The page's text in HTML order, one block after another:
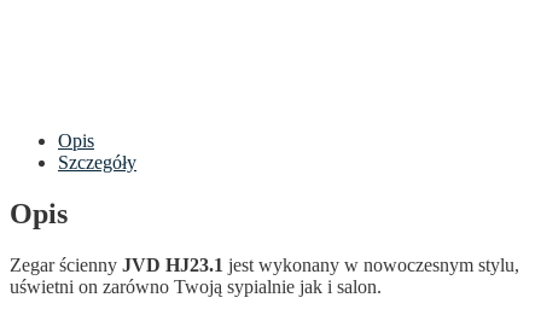
Opis
Szczegóły
Opis
Zegar ścienny JVD HJ23.1 jest wykonany w nowoczesnym stylu,
uświetni on zarówno Twoją sypialnie jak i salon.